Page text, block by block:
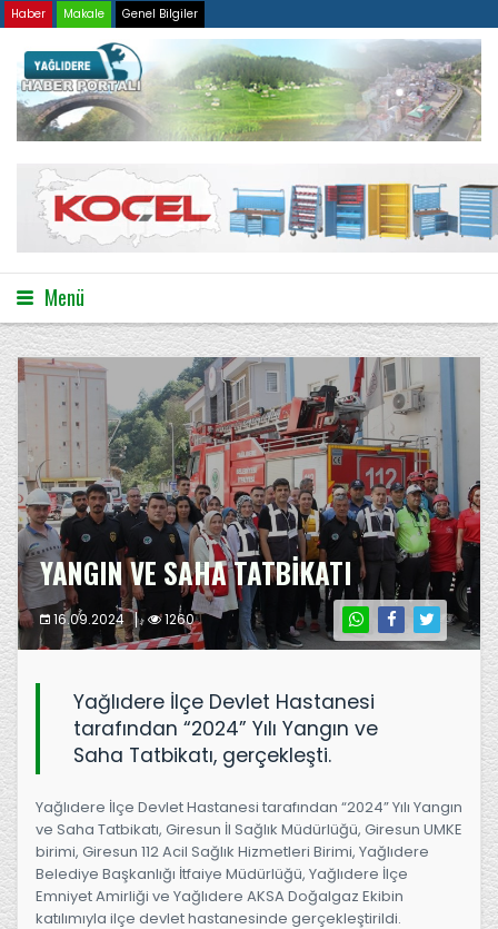
Haber Makale Genel Bilgiler
Menü
YANGIN VE SAHA TATBİKATI
16.09.2024 1260
Yağlıdere İlçe Devlet Hastanesi
tarafından “2024” Yılı Yangın ve
Saha Tatbikatı, gerçekleşti.
Yağlıdere İlçe Devlet Hastanesi tarafından “2024” Yılı Yangın
ve Saha Tatbikatı, Giresun İl Sağlık Müdürlüğü, Giresun UMKE
birimi, Giresun 112 Acil Sağlık Hizmetleri Birimi, Yağlıdere
Belediye Başkanlığı İtfaiye Müdürlüğü, Yağlıdere İlçe
Emniyet Amirliği ve Yağlıdere AKSA Doğalgaz Ekibin
katılımıyla ilçe devlet hastanesinde gerçekleştirildi.